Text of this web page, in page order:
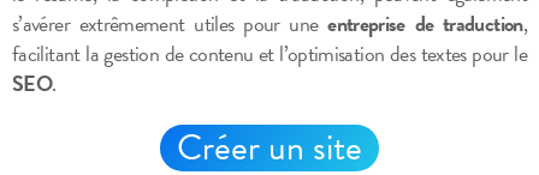
s’avérer extrêmement utiles pour uneentreprise de traduction,
facilitant la gestion de contenu et l’optimisation des textes pour le
SEO.
Créer un site